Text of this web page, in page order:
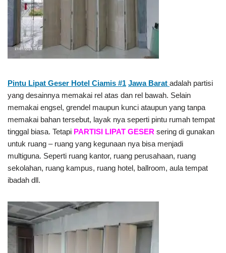
Pintu Lipat Geser Hotel Ciamis #1 Jawa Barat adalah partisi
yang desainnya memakai rel atas dan rel bawah. Selain
memakai engsel, grendel maupun kunci ataupun yang tanpa
memakai bahan tersebut, layak nya seperti pintu rumah tempat
tinggal biasa. Tetapi PARTISI LIPAT GESER sering di gunakan
untuk ruang – ruang yang kegunaan nya bisa menjadi
multiguna. Seperti ruang kantor, ruang perusahaan, ruang
sekolahan, ruang kampus, ruang hotel, ballroom, aula tempat
ibadah dll.